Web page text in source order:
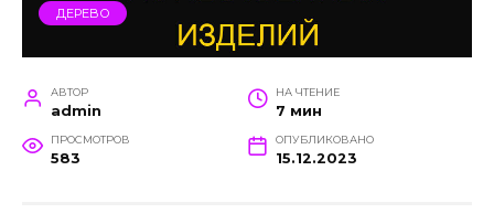
ДЕРЕВО
АВТОР
admin
НА ЧТЕНИЕ
7 мин
ПРОСМОТРОВ
583
ОПУБЛИКОВАНО
15.12.2023